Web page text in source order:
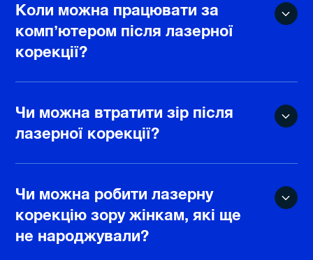
Коли можна працювати за
комп’ютером після лазерної
корекції?
Чи можна втратити зір після
лазерної корекції?
Чи можна робити лазерну
корекцію зору жінкам, які ще
не народжували?